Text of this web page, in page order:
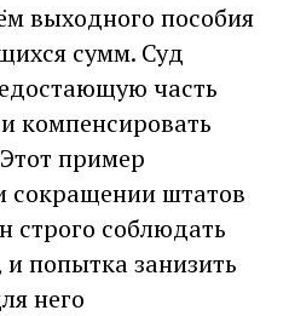
выходного пособия
сумм. Суд
часть
компенсировать
пример
сокращении штатов
строго соблюдать
попытка занизить
него